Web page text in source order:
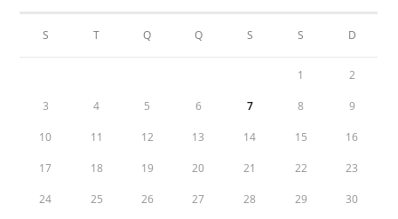
S T Q Q S S D
1 2
3 4 5 6 7 8 9
10 11 12 13 14 15 16
17 18 19 20 21 22 23
24 25 26 27 28 29 30